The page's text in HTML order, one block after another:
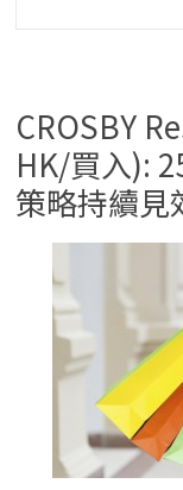
CROSBY
HK/買入):
策略持續見